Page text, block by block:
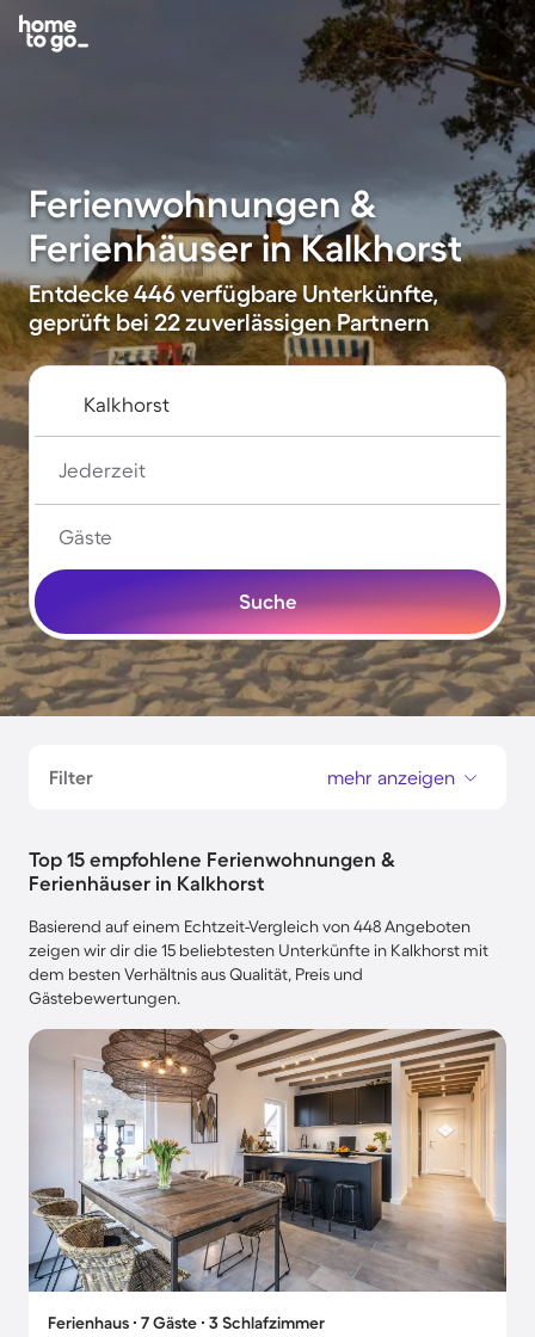
Ferienwohnungen &
Ferienhäuser in Kalkhorst
Entdecke 446 verfügbare Unterkünfte,
geprüft bei 22 zuverlässigen Partnern
Jederzeit
Gäste
Suche
Filter mehr anzeigen
Top 15 empfohlene Ferienwohnungen &
Ferienhäuser in Kalkhorst
Basierend auf einem Echtzeit-Vergleich von 448 Angeboten
zeigen wir dir die 15 beliebtesten Unterkünfte in Kalkhorst mit
dem besten Verhältnis aus Qualität, Preis und
Gästebewertungen.
Ferienhaus ∙ 7 Gäste ∙ 3 Schlafzimmer